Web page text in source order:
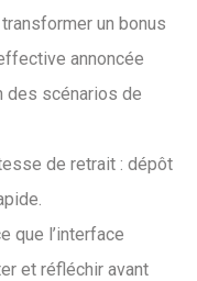
un bonus
annoncée
des scénarios de
de retrait : dépôt
que l’interface
et réfléchir avant